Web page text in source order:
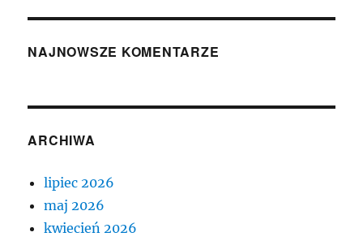
NAJNOWSZE KOMENTARZE
ARCHIWA
lipiec 2026
maj 2026
kwiecień 2026